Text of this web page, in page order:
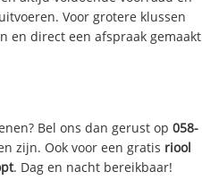
Voor grotere klussen
en direct een afspraak gemaakt
Bel ons dan gerust op058-
zijn. Ook voor een gratis riool
. Dag en nacht bereikbaar!